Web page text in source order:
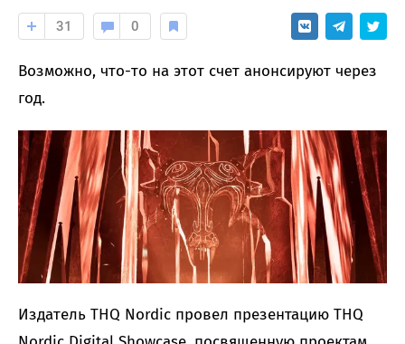
31 0
Возможно, что-то на этот счет анонсируют через
год.
Издатель THQ Nordic провел презентацию THQ